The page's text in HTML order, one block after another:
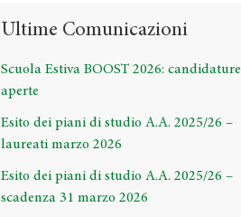
Ultime Comunicazioni
Scuola Estiva BOOST 2026: candidature
aperte
Esito dei piani di studio A.A. 2025/26 –
laureati marzo 2026
Esito dei piani di studio A.A. 2025/26 –
scadenza 31 marzo 2026